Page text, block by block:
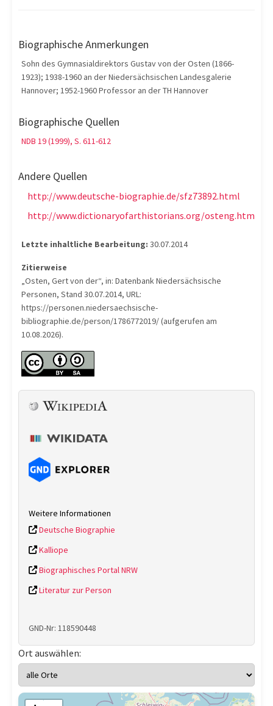
Biographische Anmerkungen
Sohn des Gymnasialdirektors Gustav von der Osten (1866-
1923); 1938-1960 an der Niedersächsischen Landesgalerie
Hannover; 1952-1960 Professor an der TH Hannover
Biographische Quellen
NDB 19 (1999), S. 611-612
Andere Quellen
http://www.deutsche-biographie.de/sfz73892.html
http://www.dictionaryofarthistorians.org/osteng.htm
Letzte inhaltliche Bearbeitung: 30.07.2014
Zitierweise
„Osten, Gert von der“, in: Datenbank Niedersächsische
Personen, Stand 30.07.2014, URL:
https://personen.niedersaechsische-
bibliographie.de/person/1786772019/ (aufgerufen am
10.08.2026).
Weitere Informationen
Deutsche Biographie
Kalliope
Biographisches Portal NRW
Literatur zur Person
GND-Nr: 118590448
Ort auswählen: